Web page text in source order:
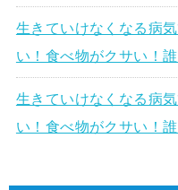
生きていけなくなる病
い！食べ物がクサい！誰
生きていけなくなる病
い！食べ物がクサい！誰